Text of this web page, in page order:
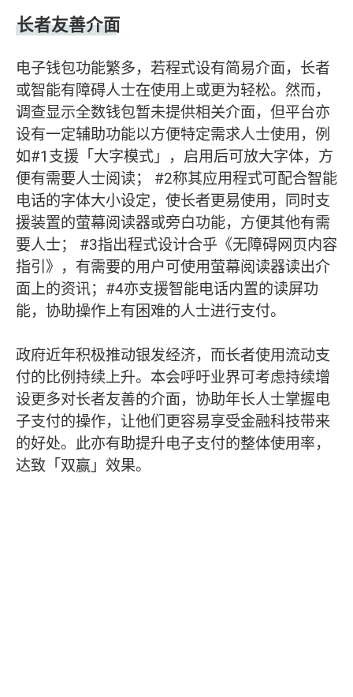
长者友善介面
电子钱包功能繁多，若程式设有简易介面，长者
或智能有障碍人士在使用上或更为轻松。然而，
调查显示全数钱包暂未提供相关介面，但平台亦
设有一定辅助功能以方便特定需求人士使用，例
如#1支援「大字模式」，启用后可放大字体，方
便有需要人士阅读； #2称其应用程式可配合智能
电话的字体大小设定，使长者更易使用，同时支
援装置的萤幕阅读器或旁白功能，方便其他有需
要人士； #3指出程式设计合乎《无障碍网页内容
指引》，有需要的用户可使用萤幕阅读器读出介
面上的资讯；#4亦支援智能电话内置的读屏功
能，协助操作上有困难的人士进行支付。
政府近年积极推动银发经济，而长者使用流动支
付的比例持续上升。本会呼吁业界可考虑持续增
设更多对长者友善的介面，协助年长人士掌握电
子支付的操作，让他们更容易享受金融科技带来
的好处。此亦有助提升电子支付的整体使用率，
达致「双赢」效果。